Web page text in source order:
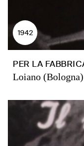
1942
PER LA
Loiano (Bologna)